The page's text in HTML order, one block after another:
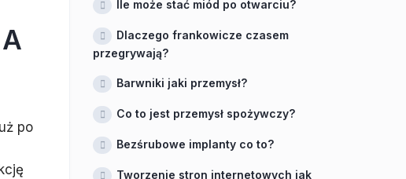
po
Ile może stać miód po otwarciu?
Dlaczego frankowicze czasem
przegrywają?
Barwniki jaki przemysł?
Co to jest przemysł spożywczy?
Bezśrubowe implanty co to?
Tworzenie stron internetowych jak